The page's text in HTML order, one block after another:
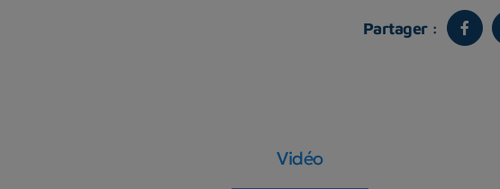
Partager :
Vidéo